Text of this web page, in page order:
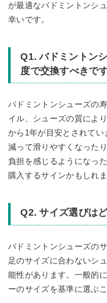
が最適なバドミントンシ
幸いです。
Q1. バドミントン
度で交換すべきで
バドミントンシューズの
イル、シューズの質によ
から1年が目安とされてい
減って滑りやすくなった
負担を感じるようになっ
購入するサインかもしれま
Q2. サイズ選びは
バドミントンシューズの
足のサイズに合わないシ
能性があります。一般的
ーのサイズを基準に選ぶ